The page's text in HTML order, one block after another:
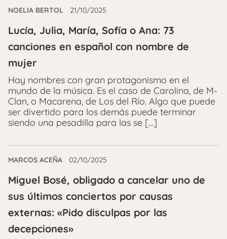
NOELIA BERTOL 21/10/2025
Lucía, Julia, María, Sofía o Ana: 73
canciones en español con nombre de
mujer
Hay nombres con gran protagonismo en el
mundo de la música. Es el caso de Carolina, de M-
Clan, o Macarena, de Los del Río. Algo que puede
ser divertido para los demás puede terminar
siendo una pesadilla para las se […]
MARCOS ACEÑA 02/10/2025
Miguel Bosé, obligado a cancelar uno de
sus últimos conciertos por causas
externas: «Pido disculpas por las
decepciones»